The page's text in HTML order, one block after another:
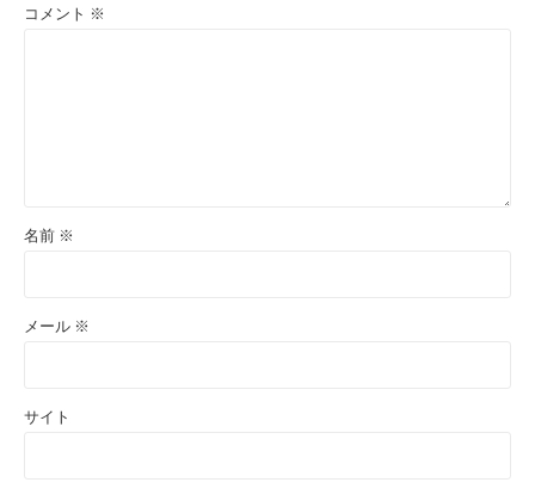
コメント ※
名前 ※
メール ※
サイト